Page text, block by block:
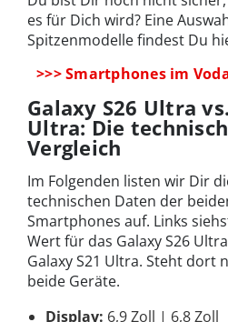
es für Dich wird? Eine
Spitzenmodelle findest Du
>>> Smartphones im
Galaxy S26 Ultra
Ultra: Die
Vergleich
Im Folgenden listen wir Dir
technischen Daten der
Smartphones auf. Links
Wert für das Galaxy S26
Galaxy S21 Ultra. Steht dort
beide Geräte.
Display: 6,9 Zoll | 6,8 Zoll